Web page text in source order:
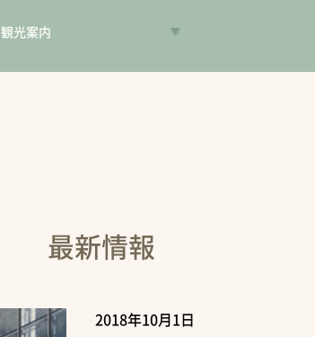
観光案内
VR昔旅
最新情報
2018年10月1日